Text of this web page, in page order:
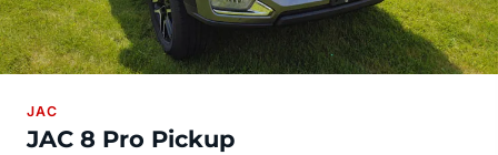
JAC
JAC 8 Pro Pickup